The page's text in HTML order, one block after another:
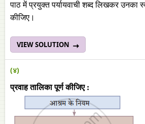
पाठ में प्रयुक्‍त पर्यायवाची शब्‍द लिखकर उनका
कीजिए।
VIEW SOLUTION
(४)
प्रवाह तालिका पूर्ण कीजिए :